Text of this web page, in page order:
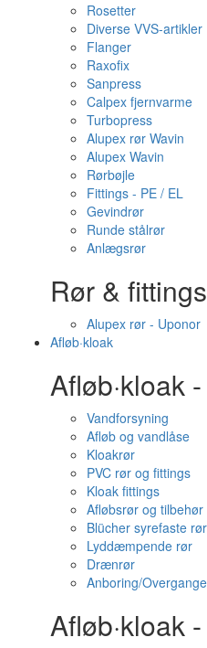
Rosetter
Diverse VVS-artikler
Flanger
Raxofix
Sanpress
Calpex fjernvarme
Turbopress
Alupex rør Wavin
Alupex Wavin
Rørbøjle
Fittings - PE / EL
Gevindrør
Runde stålrør
Anlægsrør
Rør &
Alupex rør - Uponor
Afløb·kloak
Afløb·kloak
Vandforsyning
Afløb og vandlåse
Kloakrør
PVC rør og fittings
Kloak fittings
Afløbsrør og tilbehør
Blücher syrefaste rør
Lyddæmpende rør
Drænrør
Anboring/Overgange
Afløb·kloak